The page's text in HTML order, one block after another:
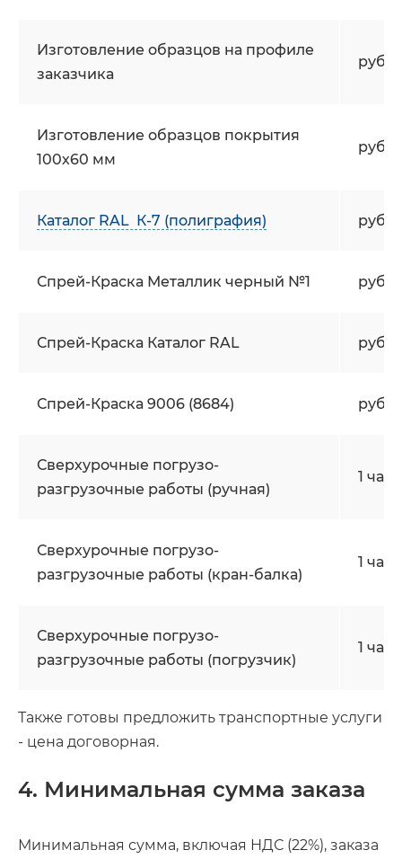
Изготовление образцов на профиле
заказчика
руб/
Изготовление образцов покрытия
100х60 мм
руб/
Каталог RAL К-7 (полиграфия) руб/
Спрей-Краска Металлик черный №1 руб/
Спрей-Краска Каталог RAL руб/
Спрей-Краска 9006 (8684) руб/
Сверхурочные погрузо-
разгрузочные работы (ручная)
1 час
Сверхурочные погрузо-
разгрузочные работы (кран-балка)
1 час
Сверхурочные погрузо-
разгрузочные работы (погрузчик)
1 час
Также готовы предложить транспортные услуги
- цена договорная.
4. Минимальная сумма заказа
Минимальная сумма, включая НДС (22%), заказа